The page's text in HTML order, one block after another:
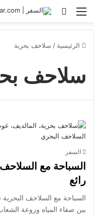
القائمة بحث عن
الرئيسية / سلاحف بحرية
سلاحف
السفر
السباحة مع
رائع
السباحة مع السلاحف
بين صفاء المياه وروعة